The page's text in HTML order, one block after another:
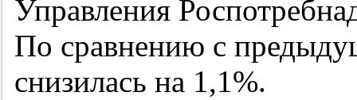
Управления
По сравнению с
снизилась на 1,1%.